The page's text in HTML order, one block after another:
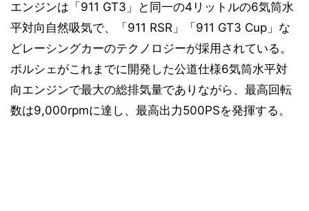
エンジンは「911 GT3」と同一の4リットルの6気筒水
平対向自然吸気で、「911 RSR」「911 GT3 Cup」な
どレーシングカーのテクノロジーが採用されている。
ポルシェがこれまでに開発した公道仕様6気筒水平対
向エンジンで最大の総排気量でありながら、最高回転
数は9,000rpmに達し、最高出力500PSを発揮する。